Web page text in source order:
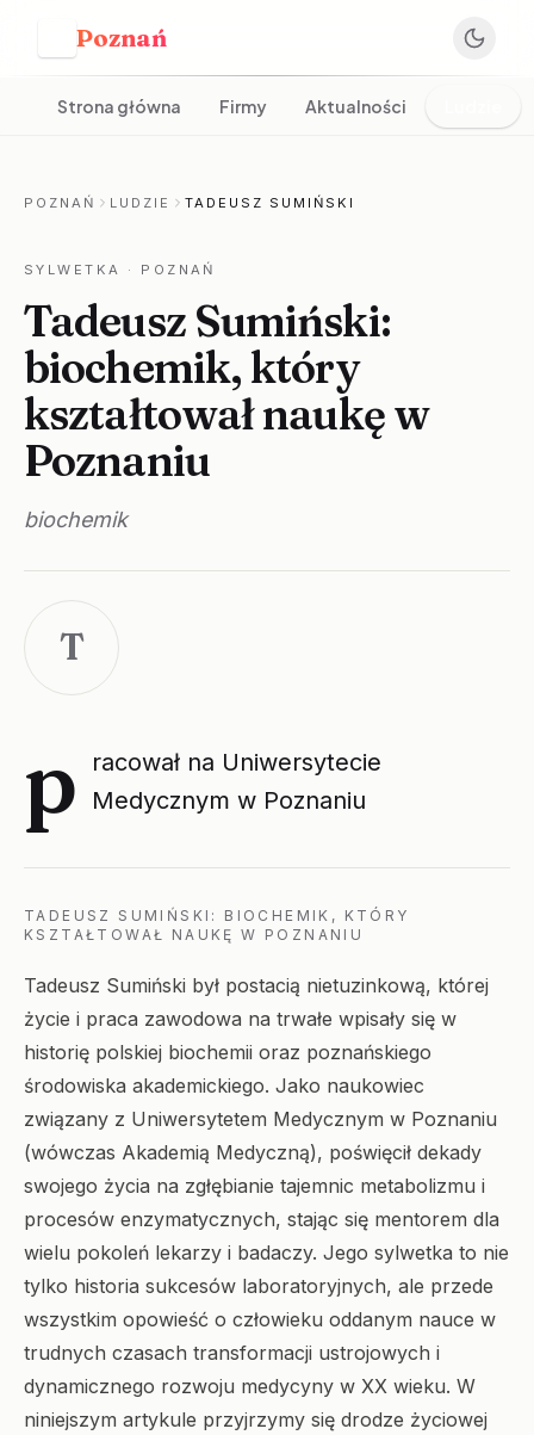
Poznań
Strona główna Firmy Aktualności
POZNAŃ LUDZIE TADEUSZ SUMIŃSKI
SYLWETKA · POZNAŃ
Tadeusz Sumiński:
biochemik, który
kształtował naukę w
Poznaniu
biochemik
T
p
racował na Uniwersytecie
Medycznym w Poznaniu
TADEUSZ SUMIŃSKI: BIOCHEMIK, KTÓRY
KSZTAŁTOWAŁ NAUKĘ W POZNANIU
Tadeusz Sumiński był postacią nietuzinkową, której
życie i praca zawodowa na trwałe wpisały się w
historię polskiej biochemii oraz poznańskiego
środowiska akademickiego. Jako naukowiec
związany z Uniwersytetem Medycznym w Poznaniu
(wówczas Akademią Medyczną), poświęcił dekady
swojego życia na zgłębianie tajemnic metabolizmu i
procesów enzymatycznych, stając się mentorem dla
wielu pokoleń lekarzy i badaczy. Jego sylwetka to nie
tylko historia sukcesów laboratoryjnych, ale przede
wszystkim opowieść o człowieku oddanym nauce w
trudnych czasach transformacji ustrojowych i
dynamicznego rozwoju medycyny w XX wieku. W
niniejszym artykule przyjrzymy się drodze życiowej